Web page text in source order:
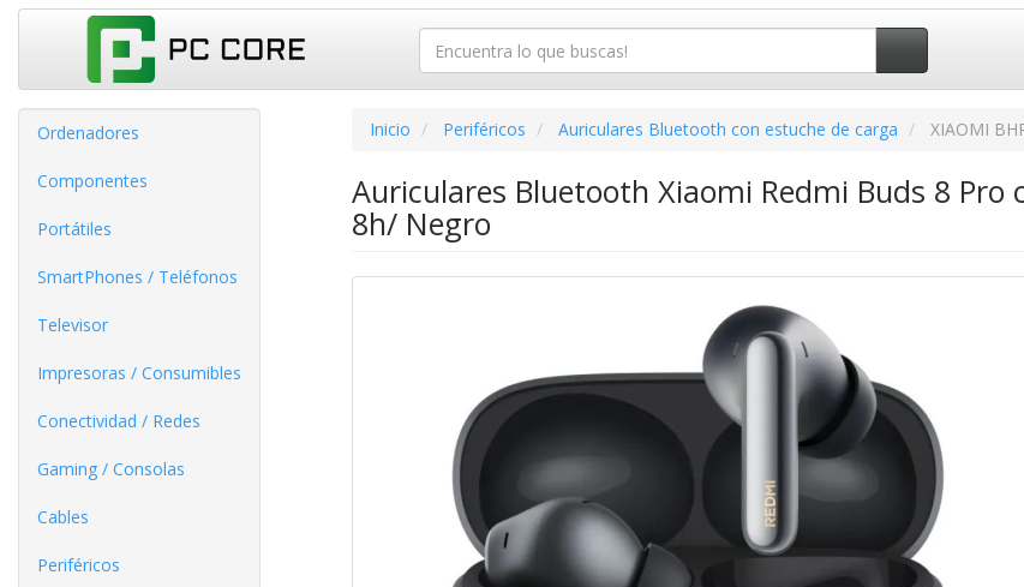
Ordenadores
Componentes
Portátiles
SmartPhones / Teléfonos
Televisor
Impresoras / Consumibles
Conectividad / Redes
Gaming / Consolas
Cables
Periféricos
Inicio Periféricos Auriculares Bluetooth con estuche de carga XIAOMI
Auriculares Bluetooth Xiaomi Redmi Buds 8
8h/ Negro